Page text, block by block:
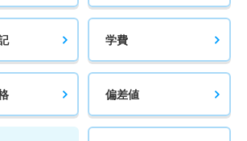
学費
偏差値